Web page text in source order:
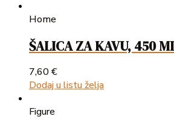
Home
ŠALICA ZA KAVU, 450
7,60€
Dodaj u listu želja
Figure